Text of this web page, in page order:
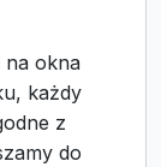
na okna
każdy
z
do